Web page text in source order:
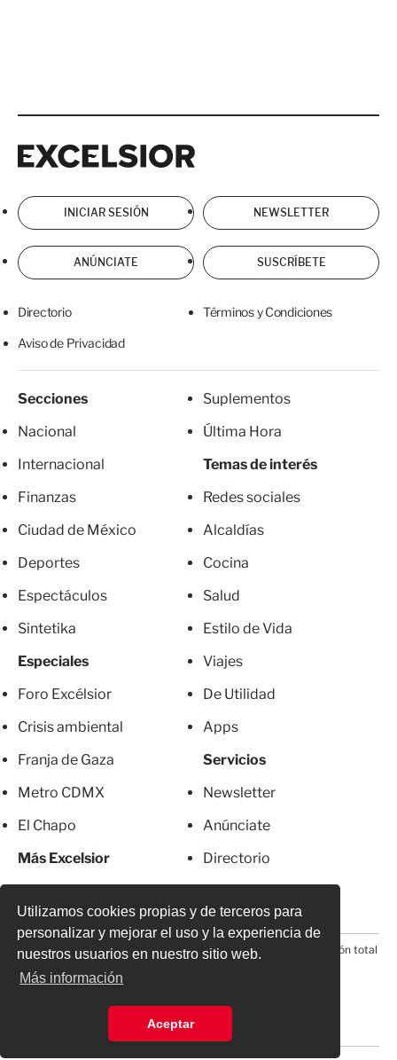
Utilizamos cookies propias y de terceros para
personalizar y mejorar el uso y la experiencia de
nuestros usuarios en nuestro sitio web.
Más información
Aceptar
INICIAR SESIÓN NEWSLETTER
ANÚNCIATE SUSCRÍBETE
Directorio Términos y Condiciones
Aviso de Privacidad
Secciones
Nacional
Internacional
Finanzas
Ciudad de México
Deportes
Espectáculos
Sintetika
Especiales
Foro Excélsior
Crisis ambiental
Franja de Gaza
Metro CDMX
El Chapo
Más Excelsior
Suplementos
Última Hora
Temas de interés
Redes sociales
Alcaldías
Cocina
Salud
Estilo de Vida
Viajes
De Utilidad
Apps
Servicios
Newsletter
Anúnciate
Directorio
© 2026 Todos los derechos reservados. Prohibida la reproducción total
o parcial, incluyendo cualquier medio electrónico*